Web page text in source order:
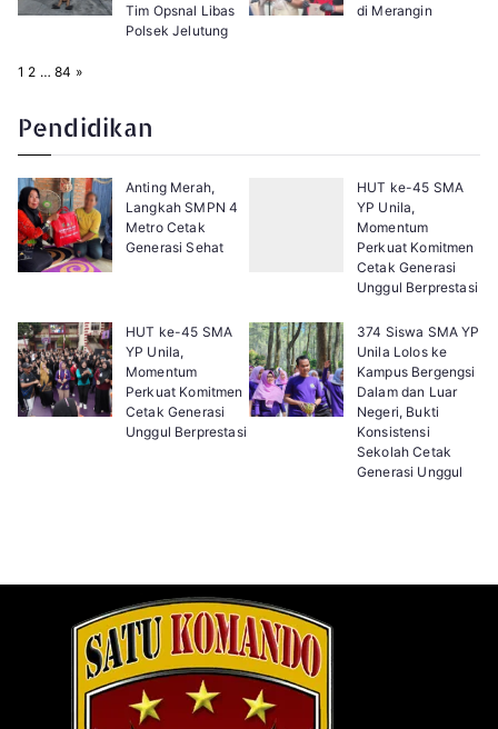
Tim Opsnal Libas
Polsek Jelutung
di Merangin
P
:
1 2 … 84 N
»
Pendidikan
Anting Merah,
Langkah SMPN 4
Metro Cetak
Generasi Sehat
HUT ke-45 SMA
YP Unila,
Momentum
Perkuat Komitmen
Cetak Generasi
Unggul Berprestasi
HUT ke-45 SMA
YP Unila,
Momentum
Perkuat Komitmen
Cetak Generasi
Unggul Berprestasi
374 Siswa SMA YP
Unila Lolos ke
Kampus Bergengsi
Dalam dan Luar
Negeri, Bukti
Konsistensi
Sekolah Cetak
Generasi Unggul